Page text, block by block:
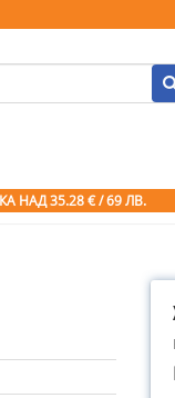
НАД 35.28 € / 69 ЛВ.